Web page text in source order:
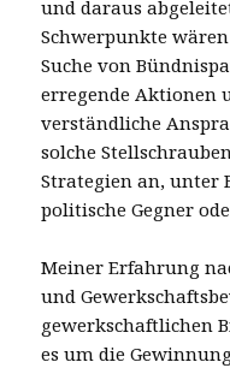
und daraus
Schwerpunkte
Suche von
erregende Aktionen
verständliche
solche
Strategien an, unter
politische Gegner
Meiner Erfahrung
und
gewerkschaftlichen
es um die